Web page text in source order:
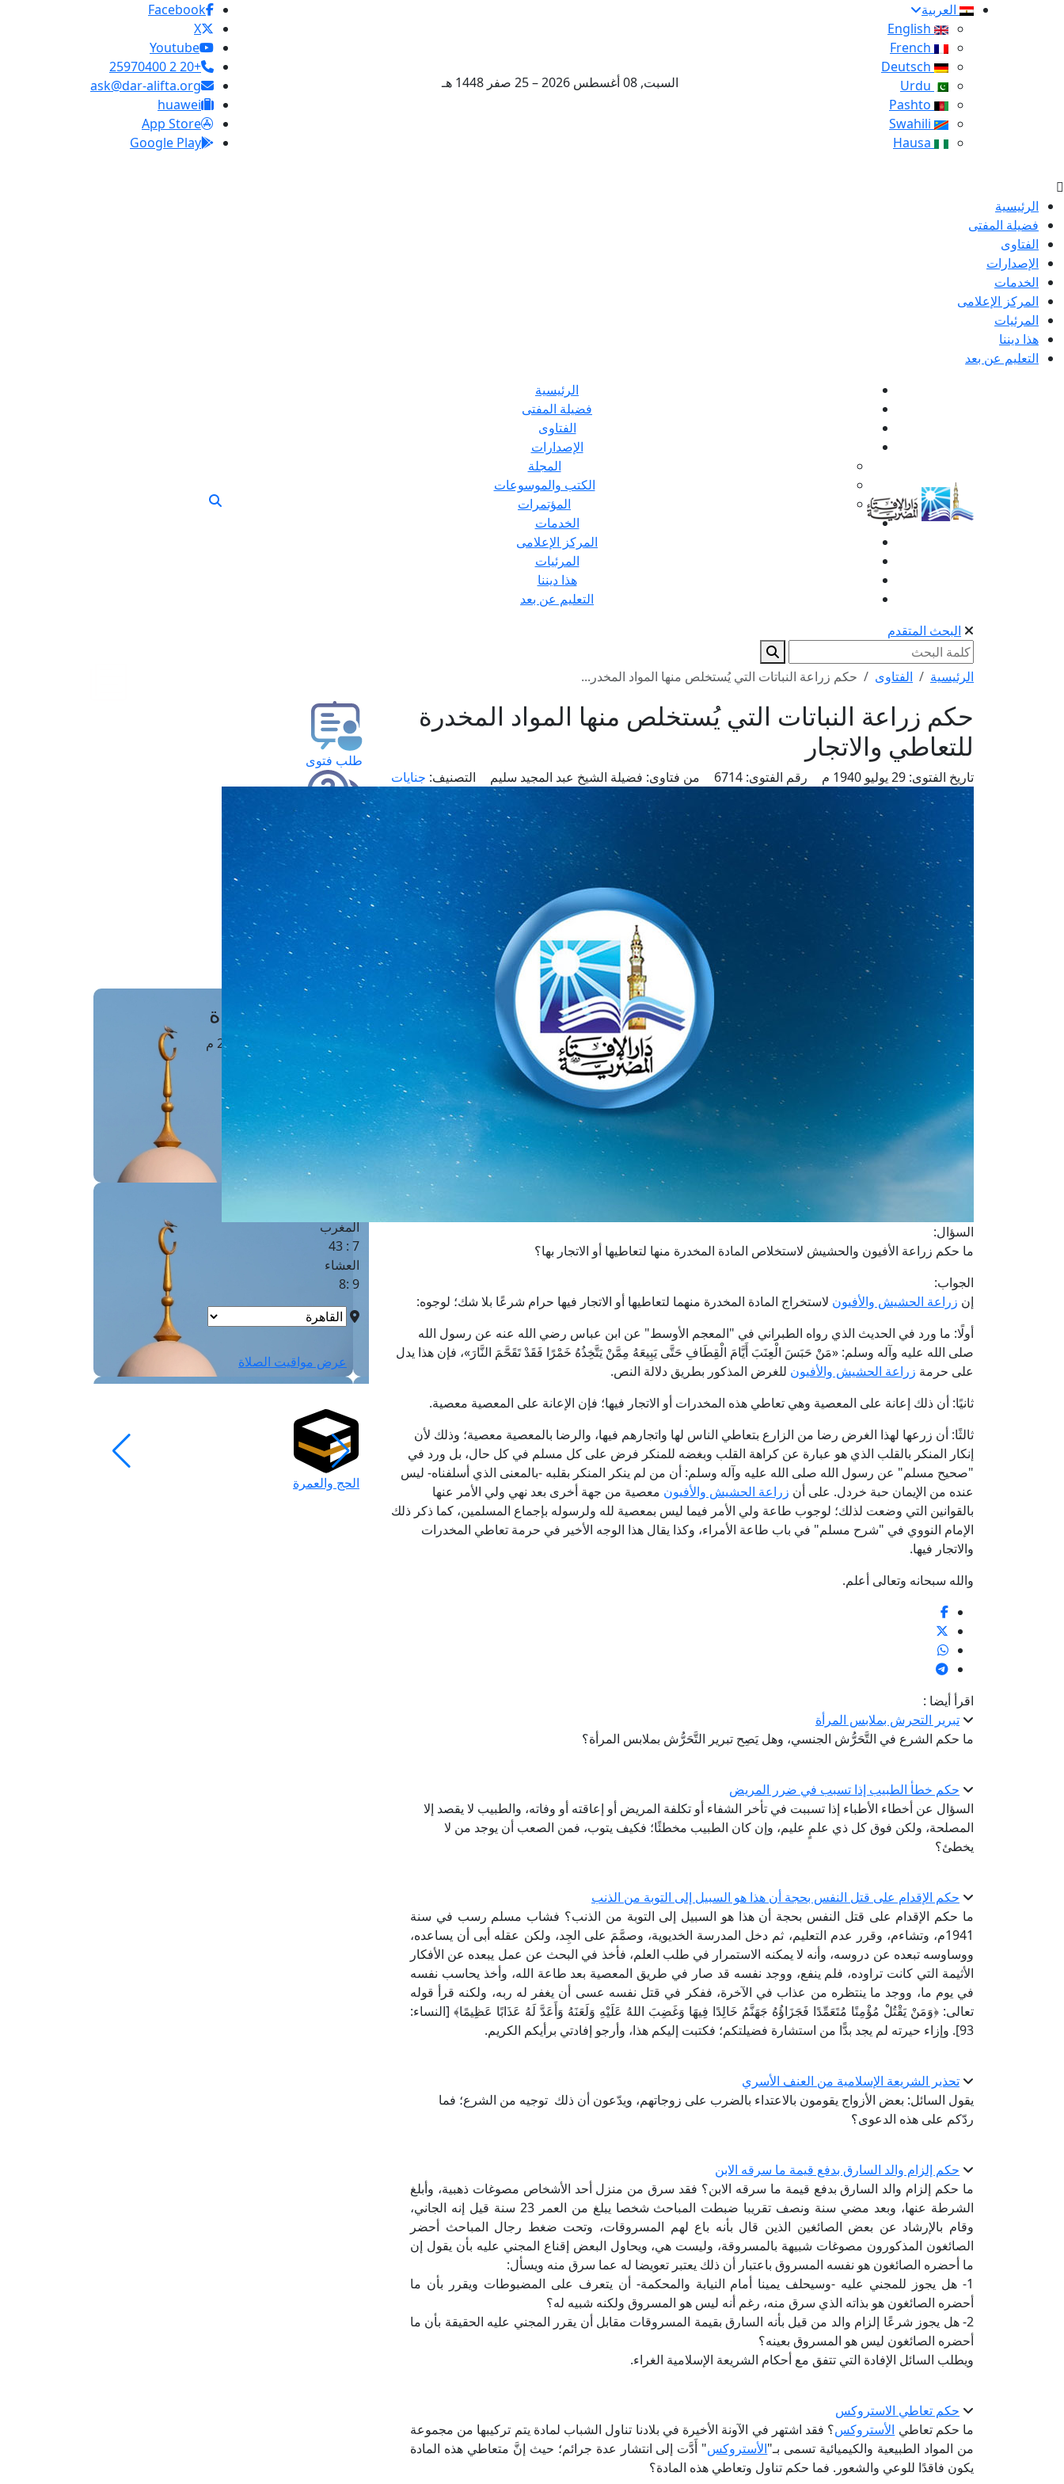
العربية
السبت, 08 أغسطس 2026 – 25 صفر 1448 هـ
Facebook
X
Youtube
+20 2 25970400
ask@dar-alifta.org
huawei
App Store
Google Play
الرئيسية
فضيلة المفتى
الفتاوى
الإصدارات
الخدمات
المركز الإعلامى
المرئيات
هذا ديننا
التعليم عن بعد
الرئيسية
فضيلة المفتى
الفتاوى
الإصدارات
المجلة
الكتب والموسوعات
المؤتمرات
الخدمات
المركز الإعلامى
المرئيات
هذا ديننا
التعليم عن بعد
البحث المتقدم
الرئيسية الفتاوى حكم زراعة النباتات التي يُستخلص منها المواد المخدر...
حكم زراعة النباتات التي يُستخلص منها المواد المخدرة
للتعاطي والاتجار
تاريخ الفتوى: رقم الفتوى: من فتاوى: فضيلة الشيخ عبد المجيد سليم التصنيف: جنايات
السؤال:
ما حكم زراعة الأفيون والحشيش لاستخلاص المادة المخدرة منها لتعاطيها أو الاتجار بها؟
الجواب:
إن زراعة الحشيش والأفيون لاستخراج المادة المخدرة منهما لتعاطيها أو الاتجار فيها حرام شرعًا بلا شك؛ لوجوه:
أولًا: ما ورد في الحديث الذي رواه الطبراني في "المعجم الأوسط" عن ابن عباس رضي الله عنه عن رسول الله
صلى الله عليه وآله وسلم: «مَنْ حَبَسَ الْعِنَبَ أَيَّامَ الْقِطَافِ حَتَّى يَبِيعَهُ مِمَّنْ يَتَّخِذُهُ خَمْرًا فَقَدْ تَقَحَّمَ النَّارَ»، فإن هذا يدل
على حرمة زراعة الحشيش والأفيون للغرض المذكور بطريق دلالة النص.
ثانيًا: أن ذلك إعانة على المعصية وهي تعاطي هذه المخدرات أو الاتجار فيها؛ فإن الإعانة على المعصية معصية.
ثالثًا: أن زرعها لهذا الغرض رضا من الزارع بتعاطي الناس لها واتجارهم فيها، والرضا بالمعصية معصية؛ وذلك لأن
إنكار المنكر بالقلب الذي هو عبارة عن كراهة القلب وبغضه للمنكر فرض على كل مسلم في كل حال، بل ورد في
"صحيح مسلم" عن رسول الله صلى الله عليه وآله وسلم: أن من لم ينكر المنكر بقلبه -بالمعنى الذي أسلفناه- ليس
عنده من الإيمان حبة خردل. على أن زراعة الحشيش والأفيون معصية من جهة أخرى بعد نهي ولي الأمر عنها
بالقوانين التي وضعت لذلك؛ لوجوب طاعة ولي الأمر فيما ليس بمعصية لله ولرسوله بإجماع المسلمين، كما ذكر ذلك
الإمام النووي في "شرح مسلم" في باب طاعة الأمراء، وكذا يقال هذا الوجه الأخير في حرمة تعاطي المخدرات
والاتجار فيها.
والله سبحانه وتعالى أعلم.
اقرأ أيضا :
تبرير التحرش بملابس المرأة
ما حكم الشرع في التَّحَرُّش الجنسي، وهل يَصِح تبرير التَّحَرُّش بملابس المرأة؟
حكم خطأ الطبيب إذا تسبب في ضرر المريض
السؤال عن أخطاء الأطباء إذا تسببت في تأخر الشفاء أو تكلفة المريض أو إعاقته أو وفاته، والطبيب لا يقصد إلا
المصلحة، ولكن فوق كل ذي علمٍ عليم، وإن كان الطبيب مخطئًا؛ فكيف يتوب، فمن الصعب أن يوجد من لا
يخطئ؟
حكم الإقدام على قتل النفس بحجة أن هذا هو السبيل إلى التوبة من الذنب
ما حكم الإقدام على قتل النفس بحجة أن هذا هو السبيل إلى التوبة من الذنب؟ فشاب مسلم رسب في سنة
1941م، وتشاءم، وقرر عدم التعليم، ثم دخل المدرسة الخديوية، وصمَّمَ على الجِد، ولكن عقله أبى أن يساعده،
ووساوسه تبعده عن دروسه، وأنه لا يمكنه الاستمرار في طلب العلم، فأخذ في البحث عن عمل يبعده عن الأفكار
الأثيمة التي كانت تراوده، فلم ينفع، ووجد نفسه قد صار في طريق المعصية بعد طاعة الله، وأخذ يحاسب نفسه
في يوم ما، ووجد ما ينتظره من عذاب في الآخرة، ففكر في قتل نفسه عسى أن يغفر له ربه، ولكنه قرأ قوله
تعالى: ﴿وَمَنْ يَقْتُلْ مُؤْمِنًا مُتَعَمِّدًا فَجَزَاؤُهُ جَهَنَّمُ خَالِدًا فِيهَا وَغَضِبَ اللهُ عَلَيْهِ وَلَعَنَهُ وَأَعَدَّ لَهُ عَذَابًا عَظِيمًا﴾ [النساء:
93]. وإزاء حيرته لم يجد بدًّا من استشارة فضيلتكم؛ فكتبت إليكم هذا، وأرجو إفادتي برأيكم الكريم.
تحذير الشريعة الإسلامية من العنف الأسري
يقول السائل: بعض الأزواج يقومون بالاعتداء بالضرب على زوجاتهم، ويدّعون أن ذلك توجيه من الشرع؛ فما
ردّكم على هذه الدعوى؟
حكم إلزام والد السارق بدفع قيمة ما سرقه الابن
ما حكم إلزام والد السارق بدفع قيمة ما سرقه الابن؟ فقد سرق من منزل أحد الأشخاص مصوغات ذهبية، وأبلغ
الشرطة عنها، وبعد مضي سنة ونصف تقريبا ضبطت المباحث شخصا يبلغ من العمر 23 سنة قيل إنه الجاني،
وقام بالإرشاد عن بعض الصائغين الذين قال بأنه باع لهم المسروقات، وتحت ضغط رجال المباحث أحضر
الصائغون المذكورون مصوغات شبيهة بالمسروقة، وليست هي، ويحاول البعض إقناع المجني عليه بأن يقول إن
ما أحضره الصائغون هو نفسه المسروق باعتبار أن ذلك يعتبر تعويضا له عما سرق منه ويسأل:
1- هل يجوز للمجني عليه -وسيحلف يمينا أمام النيابة والمحكمة- أن يتعرف على المضبوطات ويقرر بأن ما
أحضره الصائغون هو بذاته الذي سرق منه، رغم أنه ليس هو المسروق ولكنه شبيه له؟
2- هل يجوز شرعًا إلزام والد من قيل بأنه السارق بقيمة المسروقات مقابل أن يقرر المجني عليه الحقيقة بأن ما
أحضره الصائغون ليس هو المسروق بعينه؟
ويطلب السائل الإفادة التي تتفق مع أحكام الشريعة الإسلامية الغراء.
حكم تعاطي الاستروكس
ما حكم تعاطي الأستروكس؟ فقد اشتهر في الآونة الأخيرة في بلادنا تناول الشباب لمادة يتم تركيبها من مجموعة
من المواد الطبيعية والكيميائية تسمى بـ"الأستروكس" أَدَّت إلى انتشار عدة جرائم؛ حيث إنَّ متعاطي هذه المادة
يكون فاقدًا للوعي والشعور. فما حكم تناول وتعاطي هذه المادة؟
طلب فتوى
استعلام عن فتوى
حجز موعد
الفتوى الهاتفية
مَواقِيتُ الصَّـــلاة
القاهرة · 08 أغسطس 2026 م
الفجر
الشروق
6 :18
1 : 1
المغرب
7 : 43
العشاء
9 :8
عرض مواقيت الصلاة
الحج والعمرة